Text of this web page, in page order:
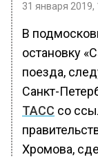
31 января 2019,
В
остановку
поезда,
Санкт-
ТАСС со
Хромова,